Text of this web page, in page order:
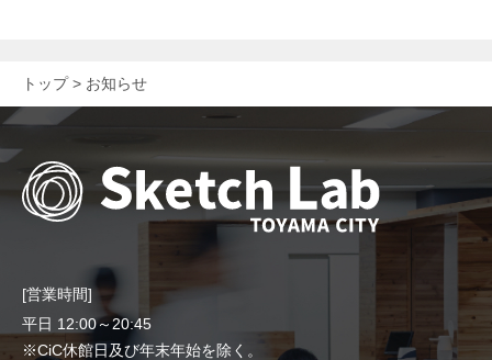
トップ お知らせ
[営業時間]
平日 12:00～20:45
※CiC休館日及び年末年始を除く。